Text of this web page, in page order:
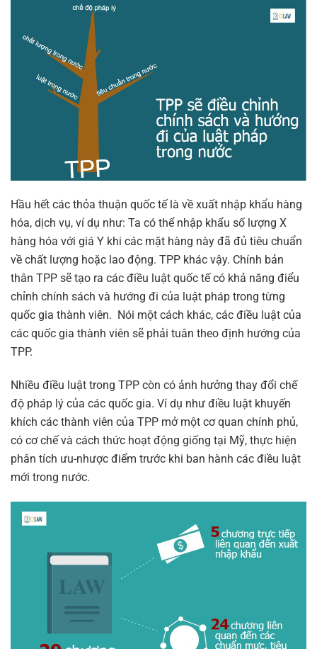
Hầu hết các thỏa thuận quốc tế là về xuất nhập khẩu hàng
hóa, dịch vụ, ví dụ như: Ta có thể nhập khẩu số lượng X
hàng hóa với giá Y khi các mặt hàng này đã đủ tiêu chuẩn
về chất lượng hoặc lao động. TPP khác vậy. Chính bản
thân TPP sẽ tạo ra các điều luật quốc tế có khả năng điểu
chỉnh chính sách và hướng đi của luật pháp trong từng
quốc gia thành viên. Nói một cách khác, các điều luật của
các quốc gia thành viên sẽ phải tuân theo định hướng của
TPP.
Nhiều điều luật trong TPP còn có ảnh hưởng thay đổi chế
độ pháp lý của các quốc gia. Ví dụ như điều luật khuyến
khích các thành viên của TPP mở một cơ quan chính phủ,
có cơ chế và cách thức hoạt động giống tại Mỹ, thực hiện
phân tích ưu-nhược điểm trước khi ban hành các điều luật
mới trong nước.